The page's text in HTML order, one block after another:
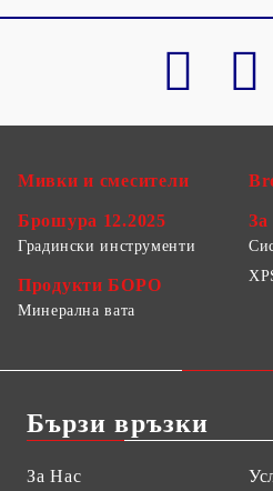
Мивки и смесители
Брошура 12.2025 За
Градински инструменти
Продукти БОРО
Минерална вата
Бързи връзки
За Нас